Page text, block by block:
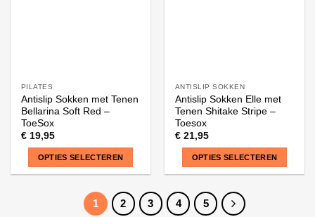
PILATES
Antislip Sokken met Tenen
Bellarina Soft Red –
ToeSox
€19,95
OPTIES SELECTEREN
ANTISLIP SOKKEN
Antislip Sokken Elle met
Tenen Shitake Stripe –
Toesox
€21,95
OPTIES SELECTEREN
product
heeft
1 2 3 4 5